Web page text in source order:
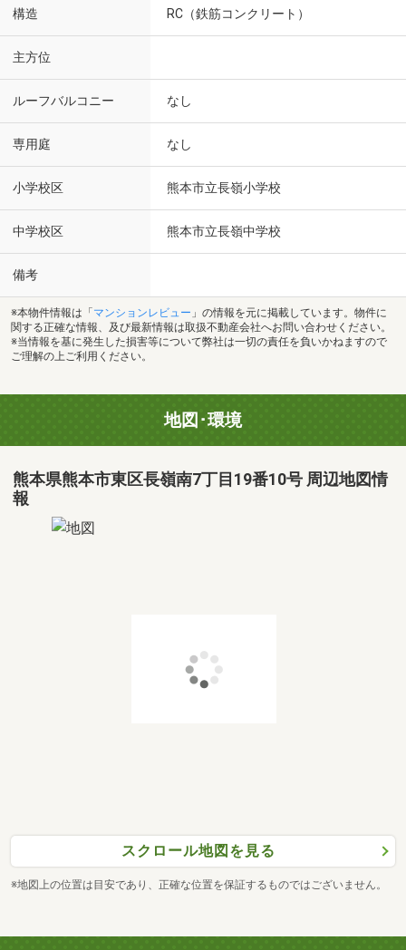
構造 RC（鉄筋コンクリート）
主方位
ルーフバルコニー なし
専用庭 なし
小学校区 熊本市立長嶺小学校
中学校区 熊本市立長嶺中学校
備考
※本物件情報は「 マンションレビュー 」の情報を元に掲載しています。物件に
関する正確な情報、及び最新情報は取扱不動産会社へお問い合わせください。
※当情報を基に発生した損害等について弊社は一切の責任を負いかねますので
ご理解の上ご利用ください。
地図･環境
熊本県熊本市東区長嶺南7丁目19番10号 周辺地図情
報
スクロール地図を見る
※地図上の位置は目安であり、正確な位置を保証するものではございません。